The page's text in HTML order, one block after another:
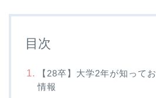
目次
【28卒】大学2年が知って
情報